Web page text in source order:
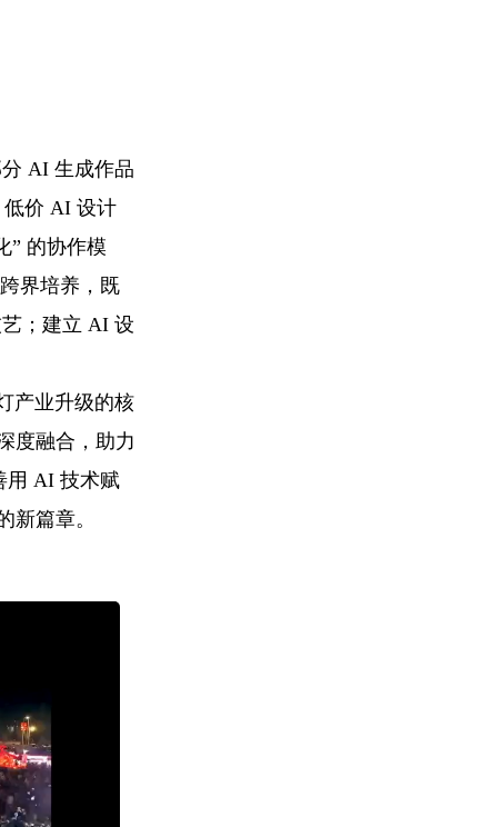
AI 生成作品
低价 AI 设计
” 的协作模
界培养，既
；建立 AI 设
产业升级的核
度融合，助力
用 AI 技术赋
新篇章。